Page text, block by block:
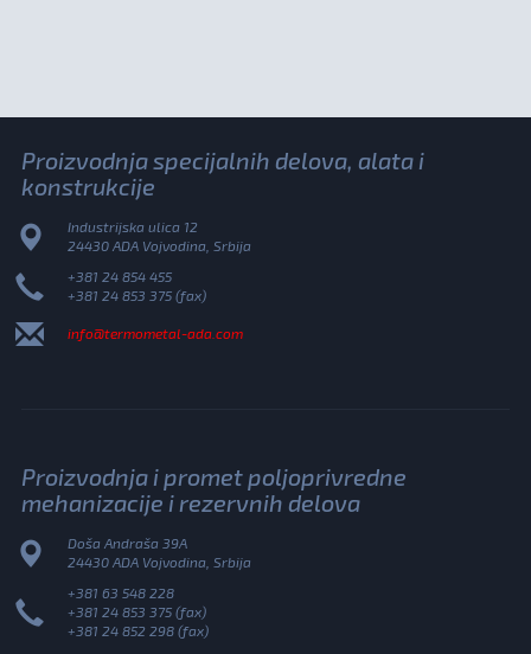
Proizvodnja specijalnih delova, alata i
konstrukcije
Industrijska ulica 12
24430 ADA Vojvodina, Srbija
+381 24 854 455
+381 24 853 375 (fax)
info@termometal-ada.com
Proizvodnja i promet poljoprivredne
mehanizacije i rezervnih delova
Doša Andraša 39A
24430 ADA Vojvodina, Srbija
+381 63 548 228
+381 24 853 375 (fax)
+381 24 852 298 (fax)